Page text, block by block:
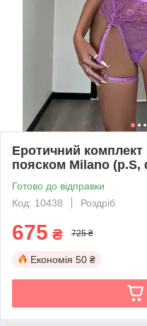
Еротичний
пояском Milano (р.S,
Готово до відправки
Код: 10438
Роздріб
675 ₴ 725 ₴
Економія 50 ₴